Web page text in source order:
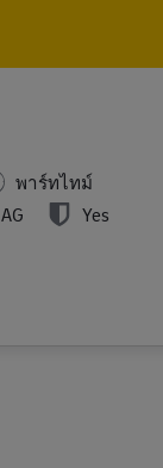
พาร์ทไทม์
Yes